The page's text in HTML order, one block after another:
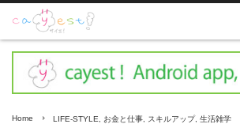
Home LIFE-STYLE お金と仕事 スキルアップ, 生活雑学